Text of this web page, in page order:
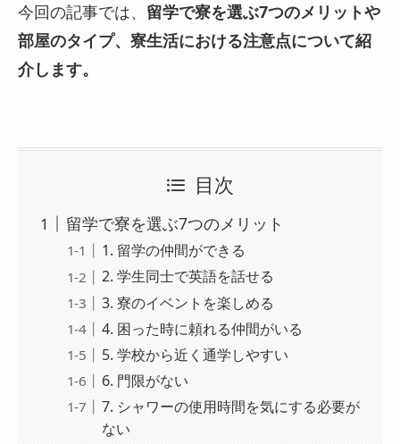
今回の記事では、 留学で寮を選ぶ7つのメリットや
部屋のタイプ、寮生活における注意点について紹
介します。
目次
留学で寮を選ぶ7つのメリット
1. 留学の仲間ができる
2. 学生同士で英語を話せる
3. 寮のイベントを楽しめる
4. 困った時に頼れる仲間がいる
5. 学校から近く通学しやすい
6. 門限がない
7. シャワーの使用時間を気にする必要が
ない